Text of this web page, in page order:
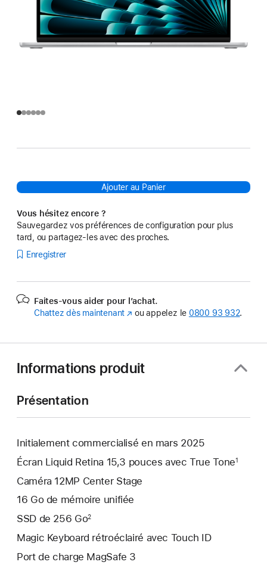
Ajouter au Panier
Vous hésitez encore ?
Sauvegardez vos préférences de configuration pour plus
tard, ou partagez-les avec des proches.
Enregistrer
Faites-vous aider pour l’achat.
Chattez dès maintenant (s’ouvre
ou appelez le 0800 93 932.
Informations produit
Présentation
Initialement commercialisé en mars 2025
Écran Liquid Retina 15,3 pouces avec True Tone1
Caméra 12MP Center Stage
16 Go de mémoire unifiée
SSD de 256 Go2
Magic Keyboard rétroéclairé avec Touch ID
Port de charge MagSafe 3